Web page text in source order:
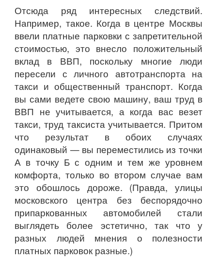
Отсюда ряд интересных следствий.
Например, такое. Когда в центре Москвы
ввели платные парковки с запретительной
стоимостью, это внесло положительный
вклад в ВВП, поскольку многие люди
пересели с личного автотранспорта на
такси и общественный транспорт. Когда
вы сами ведете свою машину, ваш труд в
ВВП не учитывается, а когда вас везет
такси, труд таксиста учитывается. Притом
что результат в обоих случаях
одинаковый — вы переместились из точки
А в точку Б с одним и тем же уровнем
комфорта, только во втором случае вам
это обошлось дороже. (Правда, улицы
московского центра без беспорядочно
припаркованных автомобилей стали
выглядеть более эстетично, так что у
разных людей мнения о полезности
платных парковок разные.)